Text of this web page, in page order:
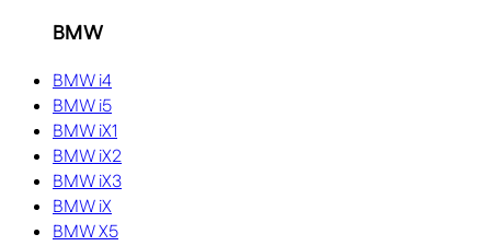
BMW
BMW i4
BMW i5
BMW iX1
BMW iX2
BMW iX3
BMW iX
BMW X5